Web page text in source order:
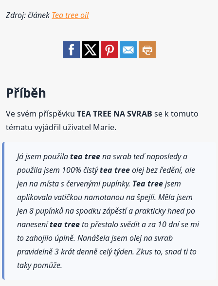
Zdroj: článek Tea tree oil
Příběh
Ve svém příspěvkuTEA TREE NA SVRAB se k tomuto
tématu vyjádřil uživatel Marie.
Já jsem použilatea treena svrab teď naposledy a
použila jsem 100% čistýtea treeolej bez ředění, ale
jen na místa s červenými pupínky. Tea treejsem
aplikovala vatičkou namotanou na špejli. Měla jsem
jen 8 pupínků na spodku zápěstí a prakticky hned po
nanesenítea treeto přestalo svědit a za 10 dní se mi
to zahojilo úplně. Nanášela jsem olej na svrab
pravidelně 3 krát denně celý týden. Zkus to, snad ti to
taky pomůže.